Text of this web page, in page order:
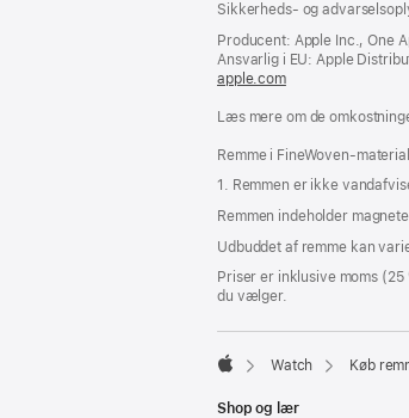
Sikkerheds- og
Producent: Apple Inc., One
Ansvarlig i EU: Apple
apple.com(åbner
et
vindue)
Læs mere om de
Remme i FineWoven-
1. Remmen er ikke
Remmen indeholder
Udbuddet af remme kan
Priser er inklusive moms
du vælger.
Watch Køb
Shop og lær